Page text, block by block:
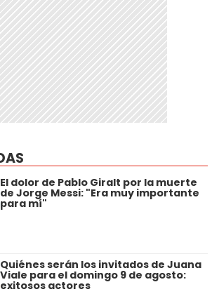
El dolor de Pablo Giralt por la muerte
de Jorge Messi: "Era muy importante
para mí"
Quiénes serán los invitados de Juana
Viale para el domingo 9 de agosto:
exitosos actores